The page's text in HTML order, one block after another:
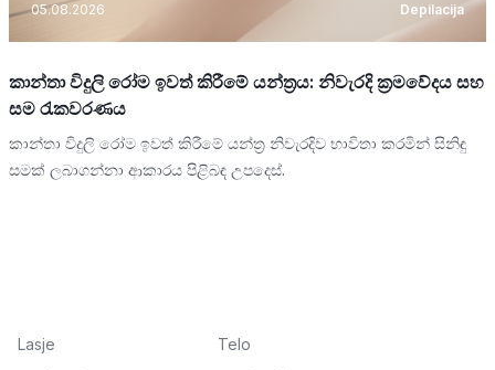
05.08.2026 Depilacija
කාන්තා විදුලි රෝම ඉවත් කිරීමේ යන්ත්‍රය: නිවැරදි ක්‍රමවේදය සහ
සම රැකවරණය
කාන්තා විදුලි රෝම ඉවත් කිරීමේ යන්ත්‍ර නිවැරදිව භාවිතා කරමින් සිනිඳු
සමක් ලබාගන්නා ආකාරය පිළිබඳ උපදෙස්.
Lasje
Telo